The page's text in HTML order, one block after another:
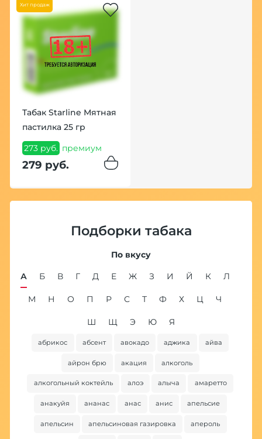
Хит продаж
Табак Starline Мятная
пастилка 25 гр
273 руб. премиум
279 руб.
Подборки табака
По вкусу
А Б В Г Д Е Ж З И Й К Л
М Н О П Р С Т Ф Х Ц Ч
Ш Щ Э Ю Я
абрикос абсент авокадо аджика айва
айрон брю акация алкоголь
алкогольный коктейль алоэ алыча амаретто
анакуйя ананас анас анис апельсие
апельсин апельсиновая газировка апероль